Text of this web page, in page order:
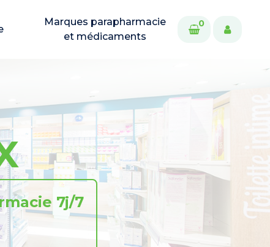
Marques parapharmacie
et médicaments
0
7j/7